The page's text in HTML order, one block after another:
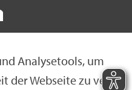
Ana­ly­se­tools, um
der Web­sei­te zu ver­